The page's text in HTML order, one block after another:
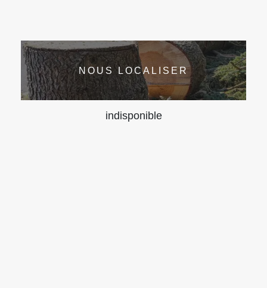
NOUS LOCALISER
indisponible